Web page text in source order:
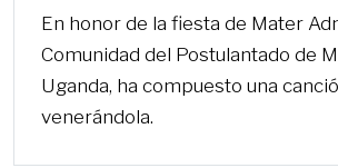
En honor de la fiesta de Mater
Comunidad del Postulantado de
Uganda, ha compuesto una
venerándola.